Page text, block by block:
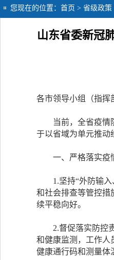
您现在的位置： 首页 > 省级政策
山东省委新冠
各市领导小组（指挥
当前，全省疫情防
于以省域为单元推动
一、严格落实疫
1.坚持“外防输入、
和社会排查等管控措
续平稳向好。
2.督促落实防控责
和健康监测，工作人
健康通行码和测量体